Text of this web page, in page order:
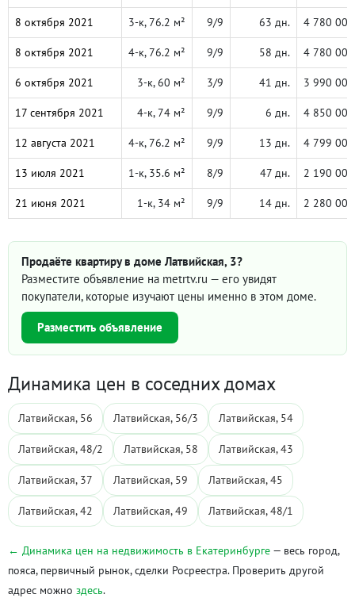
8 октября 2021 3-к, 76.2 м² 9/9 63 дн. 4 780 000
8 октября 2021 4-к, 76.2 м² 9/9 58 дн. 4 780 000
6 октября 2021 3-к, 60 м² 3/9 41 дн. 3 990 000
17 сентября 2021 4-к, 74 м² 9/9 6 дн. 4 850 000
12 августа 2021 4-к, 76.2 м² 9/9 13 дн. 4 799 000
13 июля 2021 1-к, 35.6 м² 8/9 47 дн. 2 190 000
21 июня 2021 1-к, 34 м² 9/9 14 дн. 2 280 000
Продаёте квартиру в доме Латвийская, 3?
Разместите объявление на metrtv.ru — его увидят
покупатели, которые изучают цены именно в этом доме.
Разместить объявление
Динамика цен в соседних домах
Латвийская, 56 Латвийская, 56/3 Латвийская, 54
Латвийская, 48/2 Латвийская, 58 Латвийская, 43
Латвийская, 37 Латвийская, 59 Латвийская, 45
Латвийская, 42 Латвийская, 49 Латвийская, 48/1
← Динамика цен на недвижимость в Екатеринбурге — весь город,
пояса, первичный рынок, сделки Росреестра. Проверить другой
адрес можно здесь.